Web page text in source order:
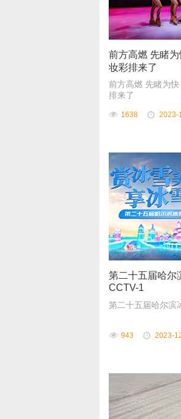
前方高燃 先睹为
妆彩排来了
前方高燃 先睹为快
排来了
1638 2023-
第二十五届哈尔
CCTV-1
第二十五届哈尔滨
943 2023-